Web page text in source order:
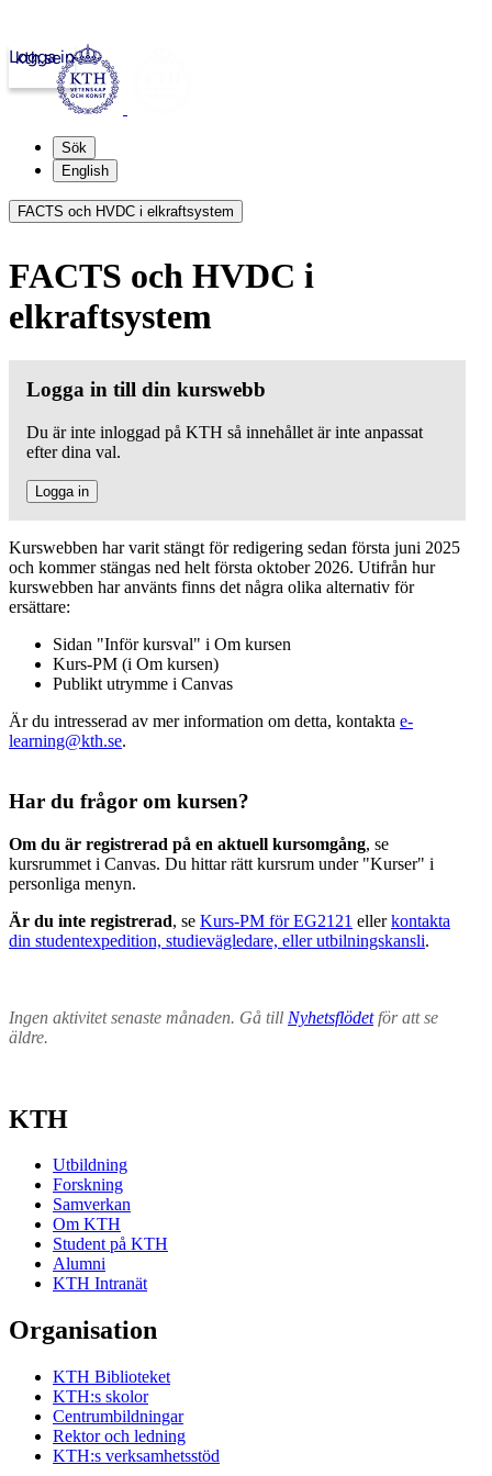
kth.se
Logga in
Sök
English
FACTS och HVDC i elkraftsystem
FACTS och HVDC i
elkraftsystem
Logga in till din kurswebb
Du är inte inloggad på KTH så innehållet är inte anpassat
efter dina val.
Logga in
Kurswebben har varit stängt för redigering sedan första juni 2025
och kommer stängas ned helt första oktober 2026. Utifrån hur
kurswebben har använts finns det några olika alternativ för
ersättare:
Sidan "Inför kursval" i Om kursen
Kurs-PM (i Om kursen)
Publikt utrymme i Canvas
Är du intresserad av mer information om detta, kontakta e-
learning@kth.se.
Har du frågor om kursen?
Om du är registrerad på en aktuell kursomgång, se
kursrummet i Canvas. Du hittar rätt kursrum under "Kurser" i
personliga menyn.
Är du inte registrerad, se Kurs-PM för EG2121 ellerkontakta
din studentexpedition, studievägledare, eller utbilningskansli.
Ingen aktivitet senaste månaden. Gå till Nyhetsflödetför att se
äldre.
KTH
Utbildning
Forskning
Samverkan
Om KTH
Student på KTH
Alumni
KTH Intranät
Organisation
KTH Biblioteket
KTH:s skolor
Centrumbildningar
Rektor och ledning
KTH:s verksamhetsstöd